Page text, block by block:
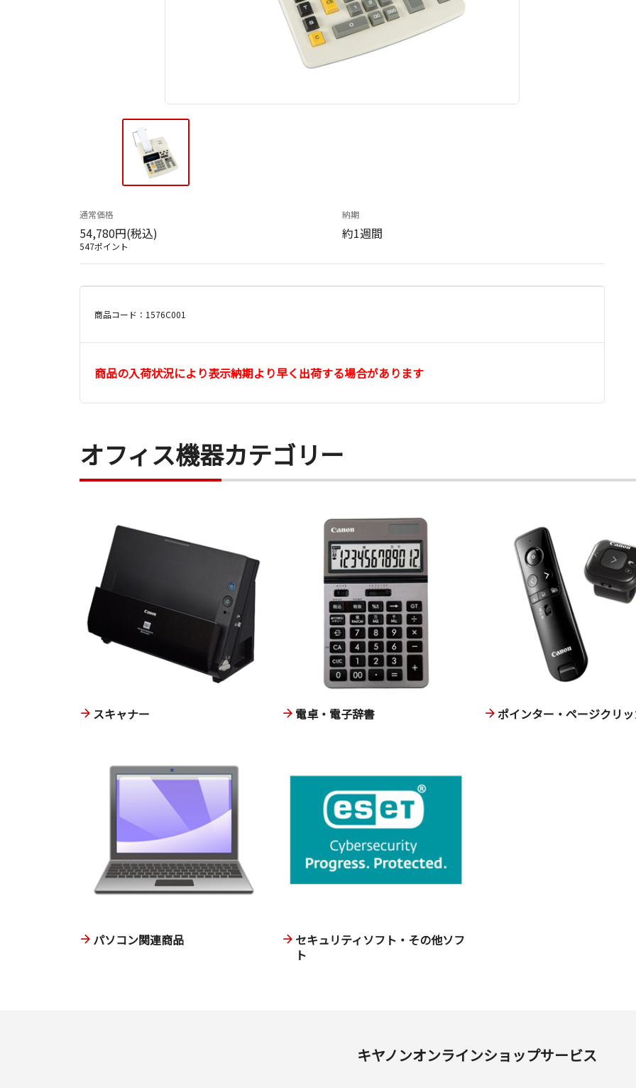
通常価格
54,780円(税込)
547ポイント
納期
約1週間
商品コード：1576C001
商品の入荷状況により表示納期より早く出荷する場合があります
オフィス機器カテゴリー
スキャナー 電卓・電子辞書 ポインター・ページクリ
パソコン関連商品
セキュリティソフト・その他ソフ
ト
キヤノンオンラインショップサービス